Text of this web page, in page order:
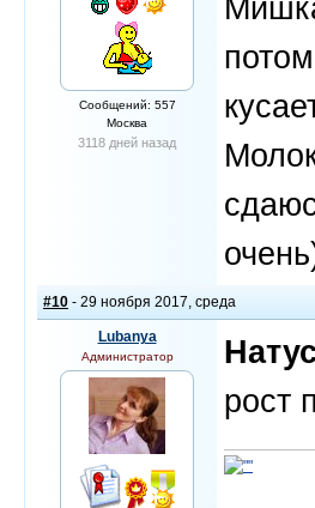
Сообщений: 557
Москва
3118 дней назад
#10 - 29 ноября 2017, среда
Lubanya
Администратор
рост